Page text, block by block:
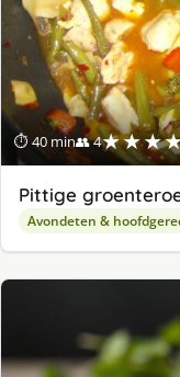
⏱ 40 min👥 4
Pittige
Avondeten &